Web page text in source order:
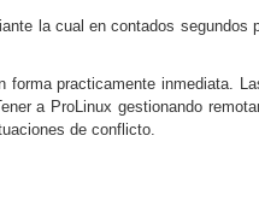
la cual en contados segundos
practicamente inmediata.
a ProLinux gestionando
de conflicto.